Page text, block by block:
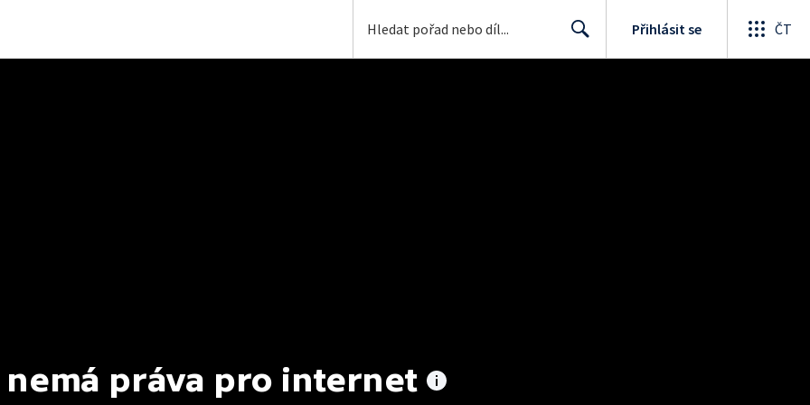
Přihlásit se ČT
nemá práva pro internet